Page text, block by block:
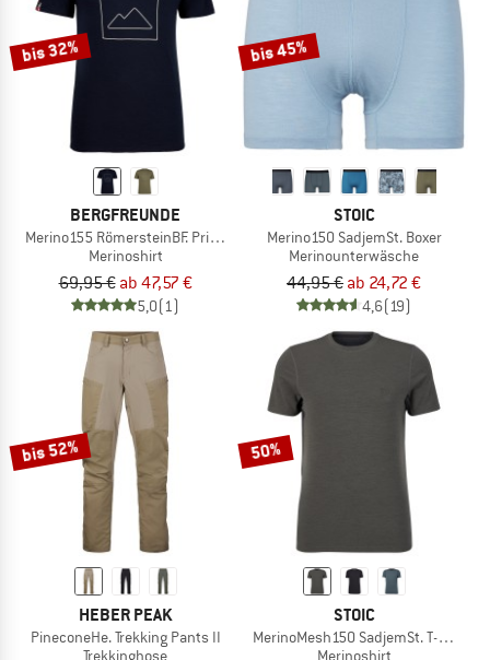
bis 32%
BERGFREUNDE
Merino155 RömersteinBF. Print Tee
Merinoshirt
69,95 € ab 47,57 €
5,0(1)
bis 45%
STOIC
Merino150 SadjemSt. Boxer
Merinounterwäsche
44,95 € ab 24,72 €
4,6(19)
bis 52%
HEBER PEAK
PineconeHe. Trekking Pants II
Trekkinghose
50%
STOIC
MerinoMesh150 SadjemSt. T-Shirt
Merinoshirt